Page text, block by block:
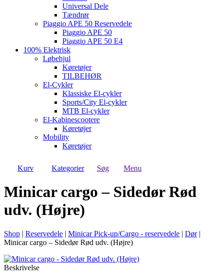
Universal Dele
Tændrør
Piaggio APE 50 Reservedele
Piaggio APE 50
Piaggio APE 50 E4
100% Elektrisk
Løbehjul
Køretøjer
TILBEHØR
El-Cykler
Klassiske El-cykler
Sports/City El-cykler
MTB El-cykler
El-Kabinescootere
Køretøjer
Mobility
Køretøjer
Kurv Kategorier Søg Menu
Minicar cargo – Sidedør Rød
udv. (Højre)
Shop | Reservedele | Minicar Pick-up/Cargo - reservedele | Dør|
Minicar cargo – Sidedør Rød udv. (Højre)
Beskrivelse